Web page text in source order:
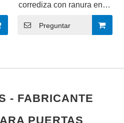
corrediza con ranura en U
y soporte completo
Preguntar
- FABRICANTE
PUERTAS